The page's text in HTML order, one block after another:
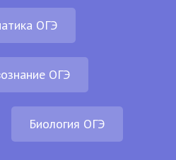
ОГЭ
ОГЭ
Биология ОГЭ